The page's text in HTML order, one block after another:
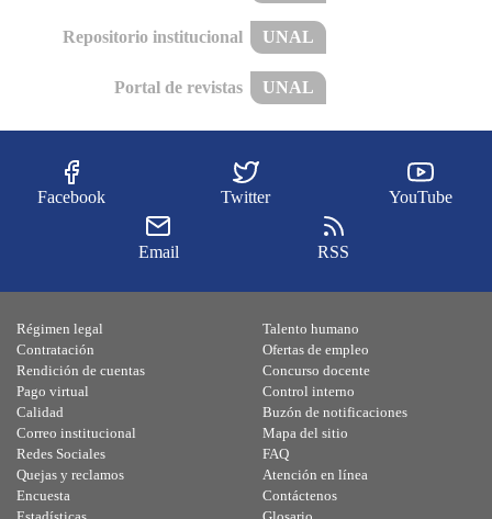
Repositorio institucional UNAL
Portal de revistas UNAL
Facebook Twitter YouTube
Email RSS
Régimen legal
Contratación
Rendición de cuentas
Pago virtual
Calidad
Talento humano
Ofertas de empleo
Concurso docente
Control interno
Buzón de notificaciones
Correo institucional
Redes Sociales
Quejas y reclamos
Encuesta
Mapa del sitio
FAQ
Atención en línea
Contáctenos